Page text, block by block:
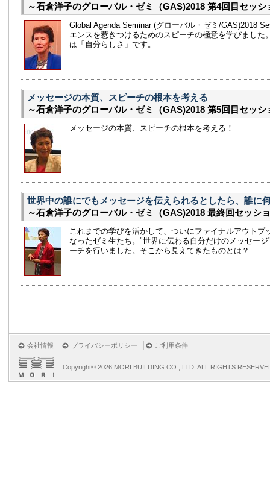
～石倉洋子のグローバル・ゼミ（GAS)2018 第4回目セッシ
Global Agenda Seminar (グローバル・ゼミ/GAS)2018
エンスを惹きつけるためのスピーチの極意を学びました
は「自分らしさ」です。
メッセージの本質、スピーチの根本を考える
～石倉洋子のグローバル・ゼミ（GAS)2018 第5回目セッシ
メッセージの本質、スピーチの根本を考える！
世界中の誰にでもメッセージを伝えられるとしたら、誰に
～石倉洋子のグローバル・ゼミ（GAS)2018 最終回セッシ
これまでの学びを活かして、ついにファイナルアウトプ
なったゼミ生たち。"世界に伝わる自分だけのメッセー
ーチを行いました。そこから見えてきたものとは？
会社情報 プライバシーポリシー ご利用条件
Copyright© 2026 MORI BUILDING CO., LTD. ALL RIGHTS